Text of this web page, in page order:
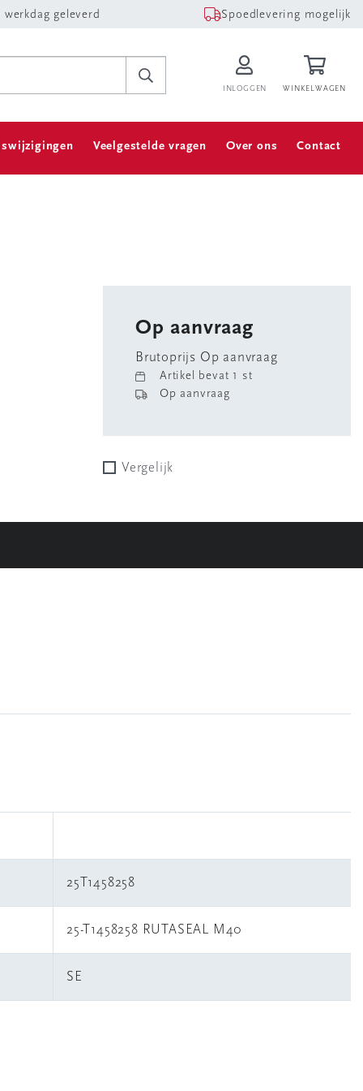
geleverd Spoedlevering mogelijk
INLOGGEN WINKELWAGEN
Veelgestelde vragen Over ons Contact
Op aanvraag
Brutoprijs Op aanvraag
Artikel bevat 1 st
Op aanvraag
Vergelijk
25T1458258
25-T1458258 RUTASEAL M40
SE